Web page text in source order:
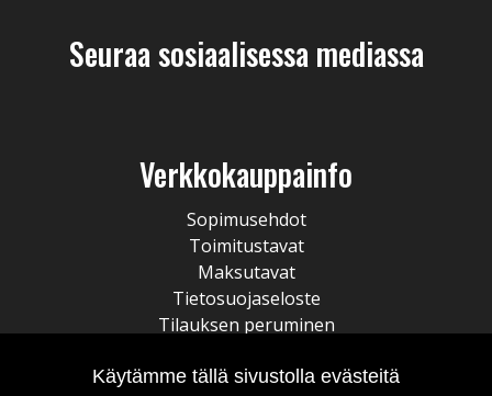
Seuraa sosiaalisessa mediassa
Verkkokauppainfo
Sopimusehdot
Toimitustavat
Maksutavat
Tietosuojaseloste
Tilauksen peruminen
Käytämme tällä sivustolla evästeitä